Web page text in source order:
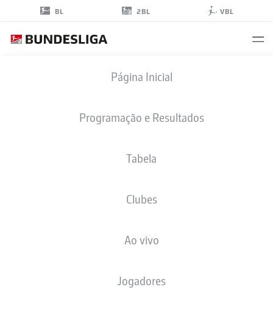
BL 2BL VBL
Página Inicial
Programação e Resultados
Tabela
Clubes
Ao vivo
Jogadores